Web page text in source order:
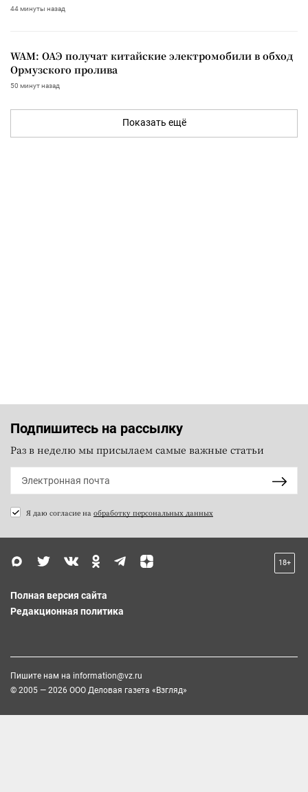
44 минуты назад
WAM: ОАЭ получат китайские электромобили в обход
Ормузского пролива
50 минут назад
Показать ещё
Подпишитесь на рассылку
Раз в неделю мы присылаем самые важные статьи
Я даю согласие на обработку персональных данных
18+
Полная версия сайта
Редакционная политика
Пишите нам на information@vz.ru
© 2005 — 2026 ООО Деловая газета «Взгляд»